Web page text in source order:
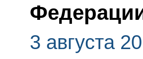
3 августа